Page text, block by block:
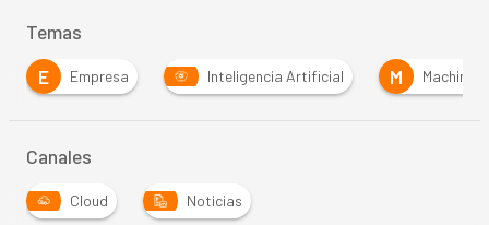
Temas
Empresa Inteligencia Artificial Machine
Canales
Cloud Noticias